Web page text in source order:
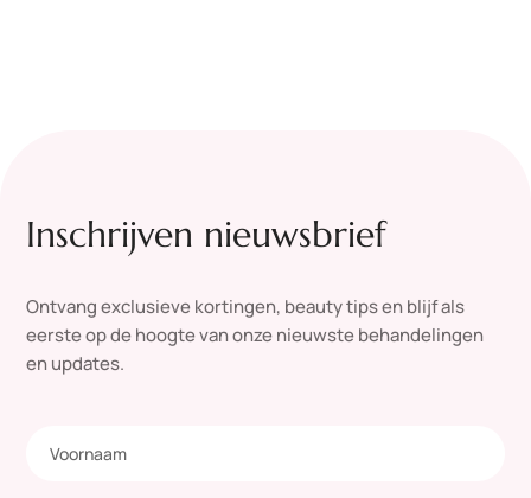
Inschrijven nieuwsbrief
Ontvang exclusieve kortingen, beauty tips en blijf als
eerste op de hoogte van onze nieuwste behandelingen
en updates.